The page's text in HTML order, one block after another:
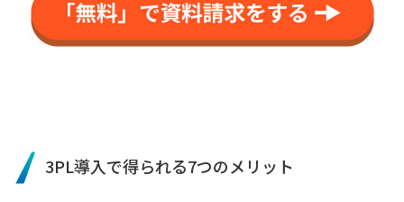
3PL導入で得られる7つのメリット